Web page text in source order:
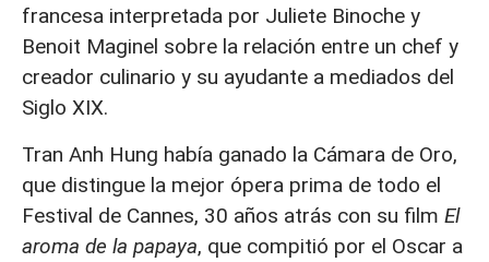
francesa interpretada por Juliete Binoche y
Benoit Maginel sobre la relación entre un chef y
creador culinario y su ayudante a mediados del
Siglo XIX.
Tran Anh Hung había ganado la Cámara de Oro,
que distingue la mejor ópera prima de todo el
Festival de Cannes, 30 años atrás con su film El
aroma de la papaya, que compitió por el Oscar a